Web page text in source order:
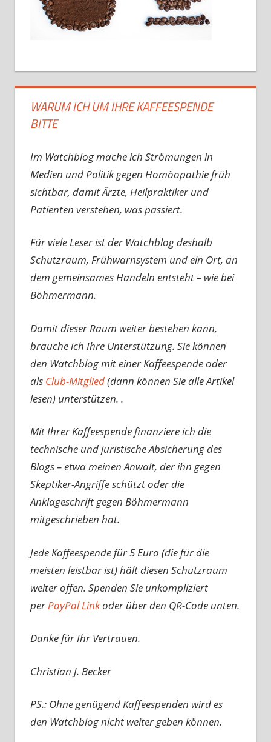
WARUM ICH UM IHRE KAFFEESPENDE
BITTE
Im Watchblog mache ich Strömungen in
Medien und Politik gegen Homöopathie früh
sichtbar, damit Ärzte, Heilpraktiker und
Patienten verstehen, was passiert.
Für viele Leser ist der Watchblog deshalb
Schutzraum, Frühwarnsystem und ein Ort, an
dem gemeinsames Handeln entsteht – wie bei
Böhmermann.
Damit dieser Raum weiter bestehen kann,
brauche ich Ihre Unterstützung. Sie können
den Watchblog mit einer Kaffeespende oder
als Club-Mitglied(dann können Sie alle Artikel
lesen) unterstützen. .
Mit Ihrer Kaffeespende finanziere ich die
technische und juristische Absicherung des
Blogs – etwa meinen Anwalt, der ihn gegen
Skeptiker-Angriffe schützt oder die
Anklageschrift gegen Böhmermann
mitgeschrieben hat.
Jede Kaffeespende für 5 Euro (die für die
meisten leistbar ist) hält diesen Schutzraum
weiter offen. Spenden Sie unkompliziert
perPayPal Linkoder über den QR-Code unten.
Danke für Ihr Vertrauen.
Christian J. Becker
PS.: Ohne genügend Kaffeespenden wird es
den Watchblog nicht weiter geben können.